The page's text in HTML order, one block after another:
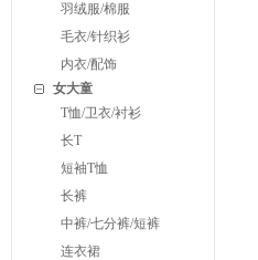
羽绒服/棉服
毛衣/针织衫
内衣/配饰
女大童
T恤/卫衣/衬衫
长T
短袖T恤
长裤
中裤/七分裤/短裤
连衣裙